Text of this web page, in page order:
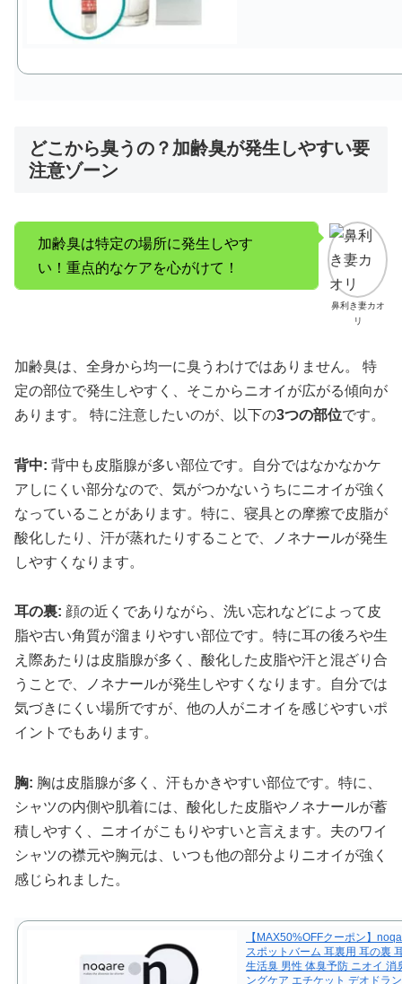
どこから臭うの？加齢臭が発生しやすい要
注意ゾーン
鼻利き妻カオ
リ
加齢臭は特定の場所に発生しやす
い！重点的なケアを心がけて！
加齢臭は、全身から均一に臭うわけではありません。 特
定の部位で発生しやすく、そこからニオイが広がる傾向が
あります。 特に注意したいのが、以下の3つの部位です。
背中: 背中も皮脂腺が多い部位です。自分ではなかなかケ
アしにくい部分なので、気がつかないうちにニオイが強く
なっていることがあります。特に、寝具との摩擦で皮脂が
酸化したり、汗が蒸れたりすることで、ノネナールが発生
しやすくなります。
耳の裏: 顔の近くでありながら、洗い忘れなどによって皮
脂や古い角質が溜まりやすい部位です。特に耳の後ろや生
え際あたりは皮脂腺が多く、酸化した皮脂や汗と混ざり合
うことで、ノネナールが発生しやすくなります。自分では
気づきにくい場所ですが、他の人がニオイを感じやすいポ
イントでもあります。
胸: 胸は皮脂腺が多く、汗もかきやすい部位です。特に、
シャツの内側や肌着には、酸化した皮脂やノネナールが蓄
積しやすく、ニオイがこもりやすいと言えます。夫のワイ
シャツの襟元や胸元は、いつも他の部分よりニオイが強く
感じられました。
【MAX50%OFFクーポン】
スポットバーム 耳裏用 耳の裏
生活臭 男性 体臭予防 ニオイ 消
ングケア エチケット デオドラ